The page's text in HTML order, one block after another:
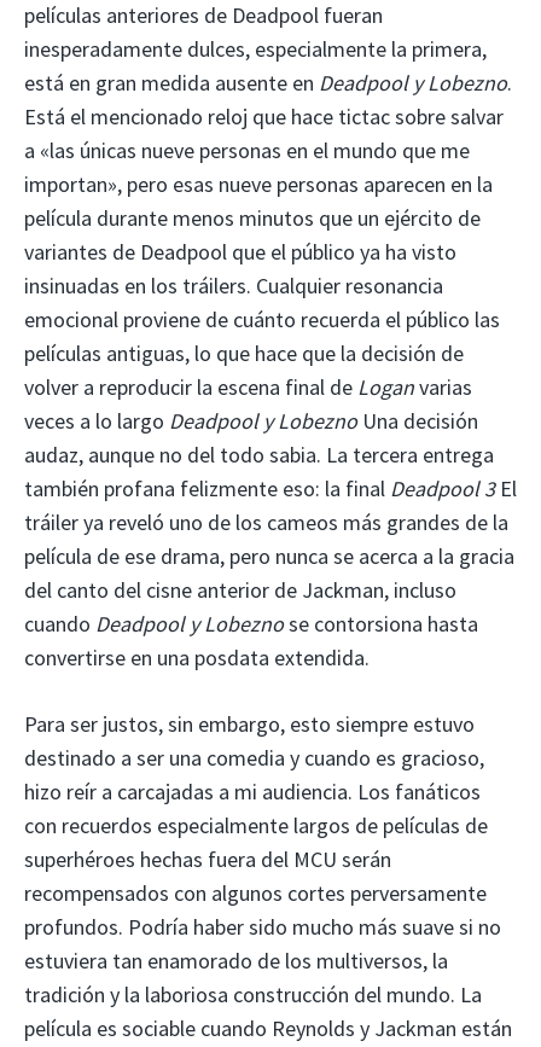
películas anteriores de Deadpool fueran
inesperadamente dulces, especialmente la primera,
está en gran medida ausente en Deadpool y Lobezno.
Está el mencionado reloj que hace tictac sobre salvar
a «las únicas nueve personas en el mundo que me
importan», pero esas nueve personas aparecen en la
película durante menos minutos que un ejército de
variantes de Deadpool que el público ya ha visto
insinuadas en los tráilers. Cualquier resonancia
emocional proviene de cuánto recuerda el público las
películas antiguas, lo que hace que la decisión de
volver a reproducir la escena final de Loganvarias
veces a lo largo Deadpool y Lobezno Una decisión
audaz, aunque no del todo sabia. La tercera entrega
también profana felizmente eso: la final Deadpool 3El
tráiler ya reveló uno de los cameos más grandes de la
película de ese drama, pero nunca se acerca a la gracia
del canto del cisne anterior de Jackman, incluso
cuando Deadpool y Lobeznose contorsiona hasta
convertirse en una posdata extendida.
Para ser justos, sin embargo, esto siempre estuvo
destinado a ser una comedia y cuando es gracioso,
hizo reír a carcajadas a mi audiencia. Los fanáticos
con recuerdos especialmente largos de películas de
superhéroes hechas fuera del MCU serán
recompensados ​​con algunos cortes perversamente
profundos. Podría haber sido mucho más suave si no
estuviera tan enamorado de los multiversos, la
tradición y la laboriosa construcción del mundo. La
película es sociable cuando Reynolds y Jackman están